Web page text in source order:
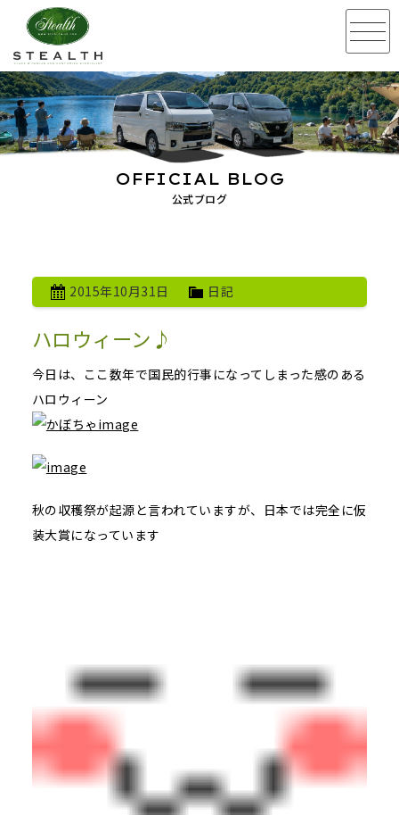
公式ブログ
OFFICIAL BLOG
2015年10月31日 日記
ハロウィーン♪
今日は、ここ数年で国民的行事になってしまった感のある
ハロウィーン
秋の収穫祭が起源と言われていますが、日本では完全に仮
装大賞になっています